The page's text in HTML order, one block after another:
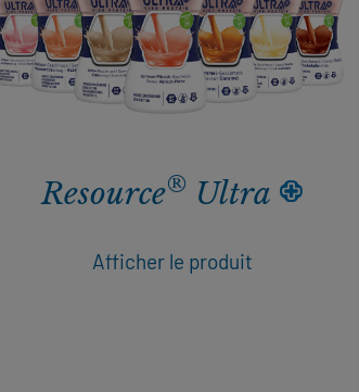
Resource® Ultra
Afficher le produit